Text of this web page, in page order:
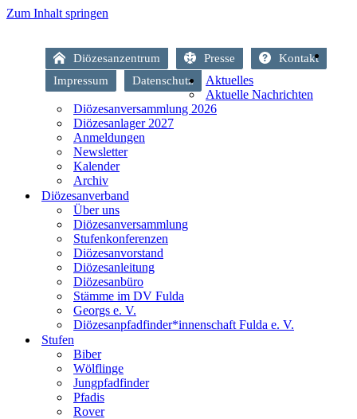
Zum Inhalt springen
Diözesanzentrum Presse
Kontakt
Impressum
Datenschutz
Aktuelles
Aktuelle Nachrichten
Diözesanversammlung 2026
Diözesanlager 2027
Anmeldungen
Newsletter
Kalender
Archiv
Diözesanverband
Über uns
Diözesanversammlung
Stufenkonferenzen
Diözesanvorstand
Diözesanleitung
Diözesanbüro
Stämme im DV Fulda
Georgs e. V.
Diözesanpfadfinder*innenschaft Fulda e. V.
Stufen
Biber
Wölflinge
Jungpfadfinder
Pfadis
Rover